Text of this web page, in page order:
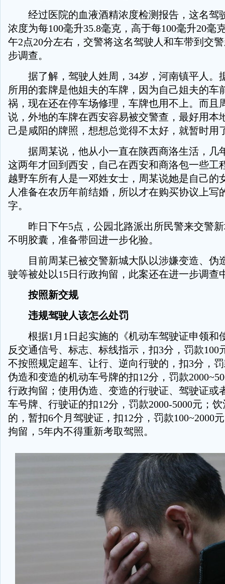
经过医院的血液酒精浓度检测报告，这名驾
浓度为每100毫升35.8毫克，高于每100毫升20毫
午2点20分左右，交警将这名驾驶人和车带到交
步调查。
据了解，驾驶人姓周，34岁，河南镇平人。
所用的套牌是他姐夫的车牌，因为自己姐夫的车
祸，现在还在停车场修理，车牌也用不上。而且
说，外地的车牌在西安容易被交警查，最好用本
己是咸阳的牌照，想想总觉得不太好，就暂时用
据周某说，他从小一直在陕西商洛生活，几
这两年才回到西安，自己在西安和商洛包一些工
越野车所有人是一邓姓女士，周某说她是自己的
人准备在农历年前结婚，所以才在购买协议上写
字。
昨日下午5点，公园北路派出所民警来交警新
不明胶囊，准备带回进一步化验。
目前周某已被交警新城大队以涉嫌变造、伪
驶等被处以15日行政拘留，此案还在进一步调查
按照新交规
违规驾驶人该怎么处罚
根据1月1日起实施的《机动车驾驶证申领和
反交通信号、标志、标线指示，扣3分，罚款100
不按照规定超车、让行、逆向行驶的，扣3分，
伪造和变造的机动车号牌的扣12分，罚款
行政拘留；使用伪造、变造的行驶证、驾驶证或
车号牌、行驶证的扣12分，罚款2000-5000元；
的，暂扣6个月驾驶证，扣12分，罚款100~2000
拘留，5年内不得重新考取驾照。